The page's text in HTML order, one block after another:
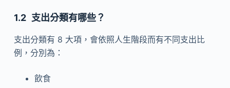
支出分類有哪些？
支出分類有 8 大項，會依照人生階段而有不同支出比
例，分別為：
飲食